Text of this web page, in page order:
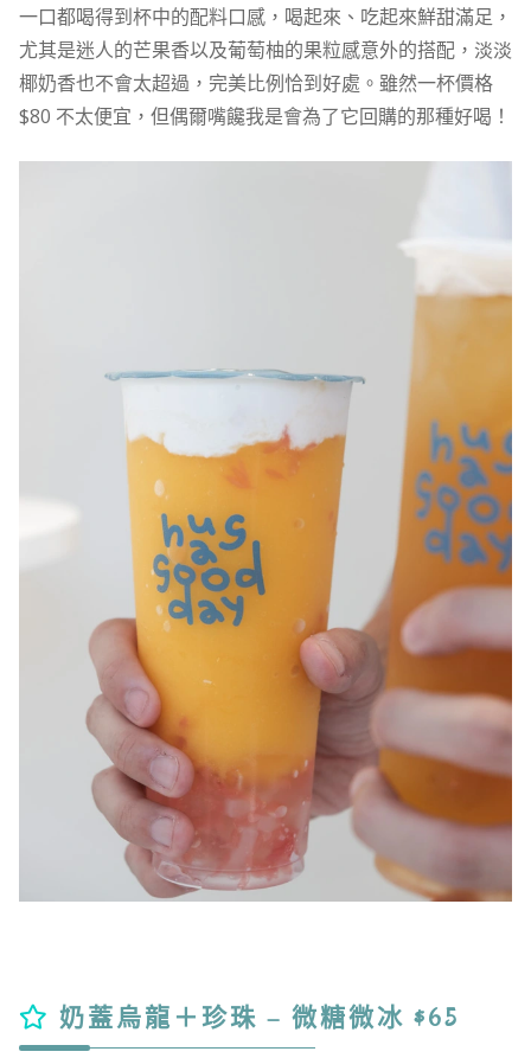
一口都喝得到杯中的配料口感，喝起來、吃起來鮮甜滿足，
尤其是迷人的芒果香以及葡萄柚的果粒感意外的搭配，淡淡
椰奶香也不會太超過，完美比例恰到好處。雖然一杯價格
$80 不太便宜，但偶爾嘴饞我是會為了它回購的那種好喝！
奶蓋烏龍＋珍珠 – 微糖微冰 $65